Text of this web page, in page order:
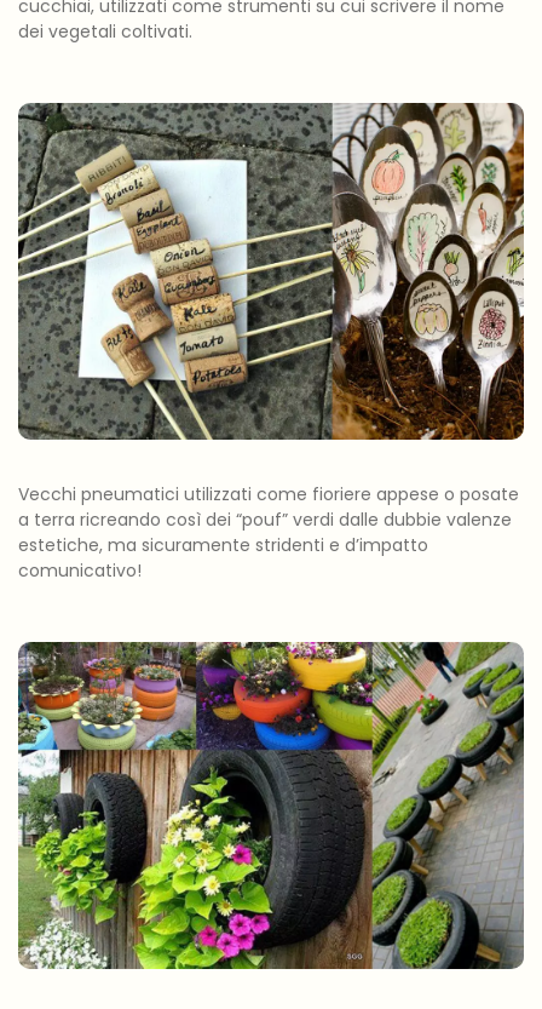
cucchiai, utilizzati come strumenti su cui scrivere il nome
dei vegetali coltivati.
Vecchi pneumatici utilizzati come fioriere appese o posate
a terra ricreando così dei “pouf” verdi dalle dubbie valenze
estetiche, ma sicuramente stridenti e d’impatto
comunicativo!